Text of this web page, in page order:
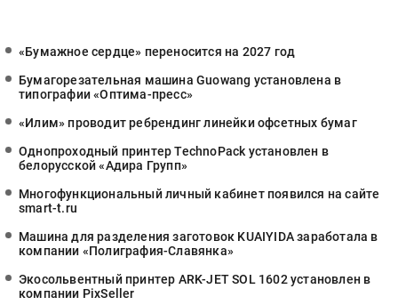
«Бумажное сердце» переносится на 2027 год
Бумагорезательная машина Guowang установлена в
типографии «Оптима-пресс»
«Илим» проводит ребрендинг линейки офсетных бумаг
Однопроходный принтер TechnoPack установлен в
белорусской «Адира Групп»
Многофункциональный личный кабинет появился на сайте
smart-t.ru
Машина для разделения заготовок KUAIYIDA заработала в
компании «Полиграфия-Славянка»
Экосольвентный принтер ARK-JET SOL 1602 установлен в
компании PixSeller